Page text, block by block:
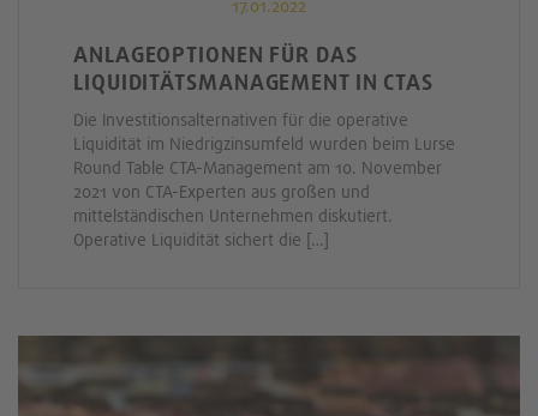
17.01.2022
ANLAGEOPTIONEN FÜR DAS
LIQUIDITÄTSMANAGEMENT IN CTAS
Die Investitionsalternativen für die operative
Liquidität im Niedrigzinsumfeld wurden beim Lurse
Round Table CTA-Management am 10. November
2021 von CTA-Experten aus großen und
mittelständischen Unternehmen diskutiert.
Operative Liquidität sichert die […]